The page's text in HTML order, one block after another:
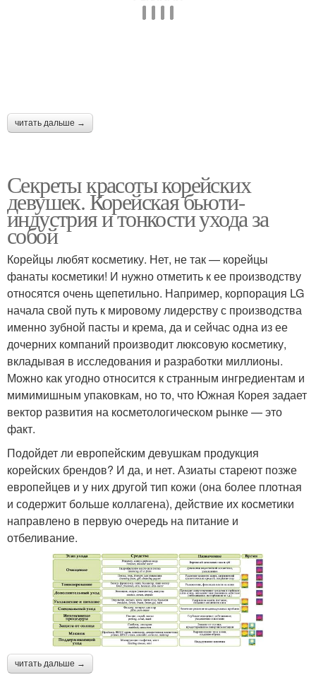
читать дальше →
Секреты красоты корейских
девушек. Корейская бьюти-
индустрия и тонкости ухода за
собой
Корейцы любят косметику. Нет, не так — корейцы
фанаты косметики! И нужно отметить к ее производству
относятся очень щепетильно. Например, корпорация LG
начала свой путь к мировому лидерству с производства
именно зубной пасты и крема, да и сейчас одна из ее
дочерних компаний производит люксовую косметику,
вкладывая в исследования и разработки миллионы.
Можно как угодно относится к странным ингредиентам и
мимимишным упаковкам, но то, что Южная Корея задает
вектор развития на косметологическом рынке — это
факт.
Подойдет ли европейским девушкам продукция
корейских брендов? И да, и нет. Азиаты стареют позже
европейцев и у них другой тип кожи (она более плотная
и содержит больше коллагена), действие их косметики
направлено в первую очередь на питание и
отбеливание.
читать дальше →